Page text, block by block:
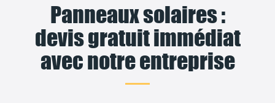
Panneaux solaires :
devis gratuit immédiat
avec notre entreprise